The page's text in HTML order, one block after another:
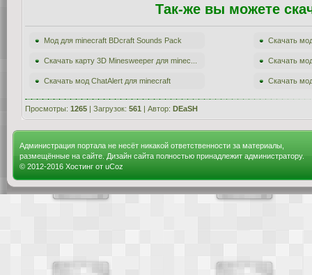
Так-же вы можете
Мод для minecraft BDcraft Sounds Pack Скачать
Скачать карту 3D Minesweeper для minec... Скачать
Скачать мод ChatAlert для minecraft Скачать
Просмотры: 1265 | Загрузок: 561 | Автор: DEaSH
Администрация портала не несёт никакой ответственности за материалы,
размещённые на сайте. Дизайн сайта полностью принадлежит администратору.
© 2012-2016 Хостинг от uCoz